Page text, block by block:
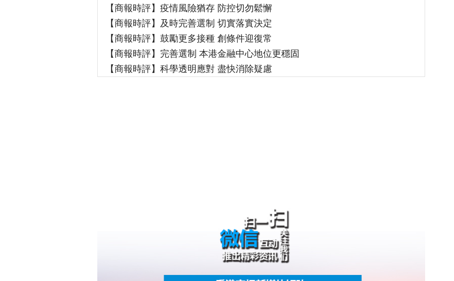
【商報時評】疫情風險猶存 防控切勿鬆懈
【商報時評】及時完善選制 切實落實決定
【商報時評】鼓勵更多接種 創條件迎復常
【商報時評】完善選制 本港金融中心地位更穩固
【商報時評】科學透明應對 盡快消除疑慮